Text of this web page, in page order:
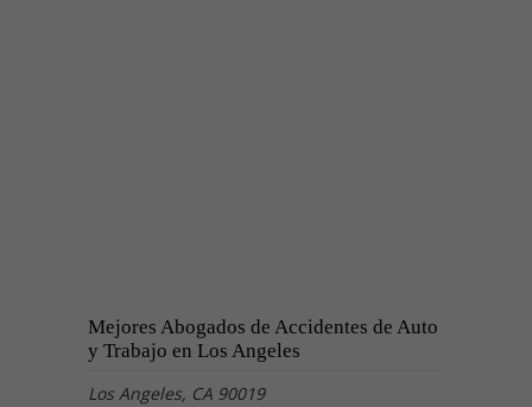
Mejores Abogados de Accidentes de Auto
y Trabajo en Los Angeles
Los Angeles, CA 90019